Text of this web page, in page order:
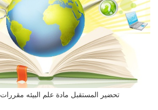
تحضير المستقبل مادة علم البيئه مقررات 1442-2021